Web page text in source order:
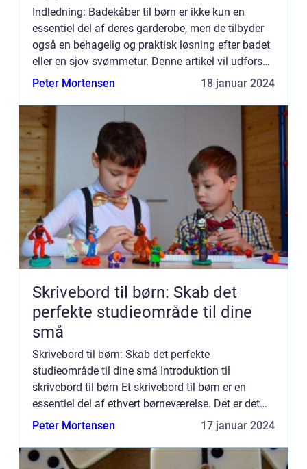
Indledning: Badekåber til børn er ikke kun en
essentiel del af deres garderobe, men de tilbyder
også en behagelig og praktisk løsning efter badet
eller en sjov svømmetur. Denne artikel vil udforske
alt, hvad der er værd at vide om badekåber til
Peter Mortensen 18 januar 2024
Skrivebord til børn: Skab det
perfekte studieområde til dine
små
Skrivebord til børn: Skab det perfekte
studieområde til dine små Introduktion til
skrivebord til børn Et skrivebord til børn er en
essentiel del af ethvert børneværelse. Det er det
perfekte sted for dit barn at udfolde sin kreativitet,
Peter Mortensen 17 januar 2024